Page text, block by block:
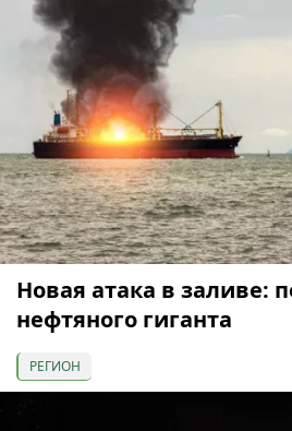
Новая атака в заливе:
нефтяного гиганта
РЕГИОН